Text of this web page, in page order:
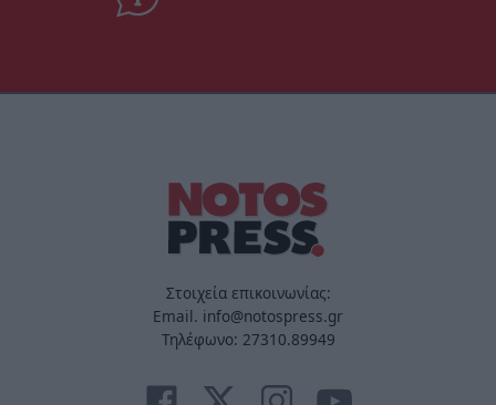
Στοιχεία επικοινωνίας:
Email. info@notospress.gr
Τηλέφωνο: 27310.89949